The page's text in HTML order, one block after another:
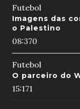
Futebol
Imagens das
o Palestino
08:370
Futebol
O parceiro do
15:171